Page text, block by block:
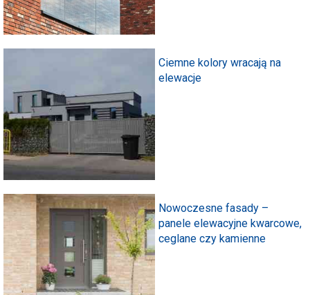
Ciemne kolory wracają na
elewacje
Nowoczesne fasady –
panele elewacyjne kwarcowe,
ceglane czy kamienne